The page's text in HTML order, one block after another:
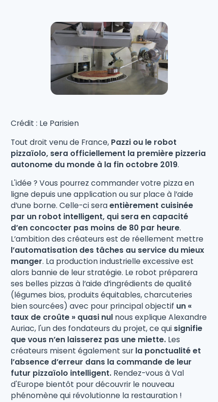
Crédit : Le Parisien
Tout droit venu de France, Pazzi ou le robot
pizzaïolo, sera officiellement la première pizzeria
autonome du monde à la fin octobre 2019.
L'idée ? Vous pourrez commander votre pizza en
ligne depuis une application ou sur place à l’aide
d’une borne. Celle-ci seraentièrement cuisinée
par un robot intelligent, qui sera en capacité
d’en concocter pas moins de 80 par heure.
L’ambition des créateurs est de réellement mettre
l’automatisation des tâches au service du mieux
manger. La production industrielle excessive est
alors bannie de leur stratégie. Le robot préparera
ses belles pizzas à l’aide d’ingrédients de qualité
(légumes bios, produits équitables, charcuteries
bien sourcées) avec pour principal objectif un «
taux de croûte » quasi nul nous explique Alexandre
Auriac, l'un des fondateurs du projet, ce qui signifie
que vous n’en laisserez pas une miette. Les
créateurs misent également sur la ponctualité et
l’absence d’erreur dans la commande de leur
futur pizzaïolo intelligent. Rendez-vous à Val
d'Europe bientôt pour découvrir le nouveau
phénomène qui révolutionne la restauration !